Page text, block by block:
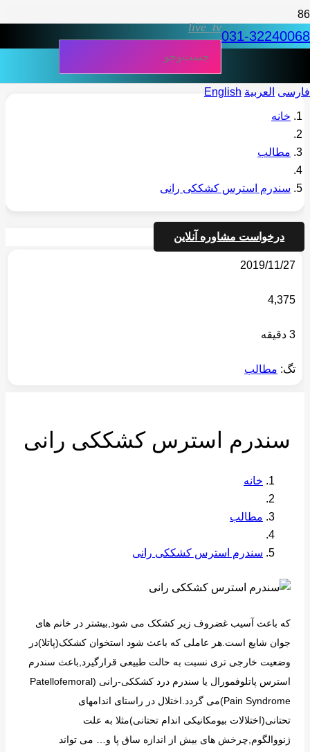
031-32240068
live_tv
فارسی العربية English
خانه
مطالب
سندرم استرس کشککی رانی
درخواست مشاوره آنلاین
2019/11/27
4,375
3 دقیقه
تگ: مطالب
سندرم استرس کشککی رانی
خانه
مطالب
سندرم استرس کشککی رانی
که باعث آسیب غضروف زیر کشکک می شود,بیشتر در خانم های
جوان شایع است.هر عاملی که باعث شود استخوان کشکک(پاتلا)در
وضعیت خارجی تری نسبت به حالت طبیعی قرارگیرد,باعث سندرم
استرس پاتلوفمورال یا سندرم درد کشککی-رانی (Patellofemoral
Pain Syndrome)می گردد.اختلال در راستای اندامهای
تحتانی(اختلالات بیومکانیکی اندام تحتانی)مثلا به علت
ژنووالگوم,چرخش های بیش از اندازه ساق پا و… می تواند